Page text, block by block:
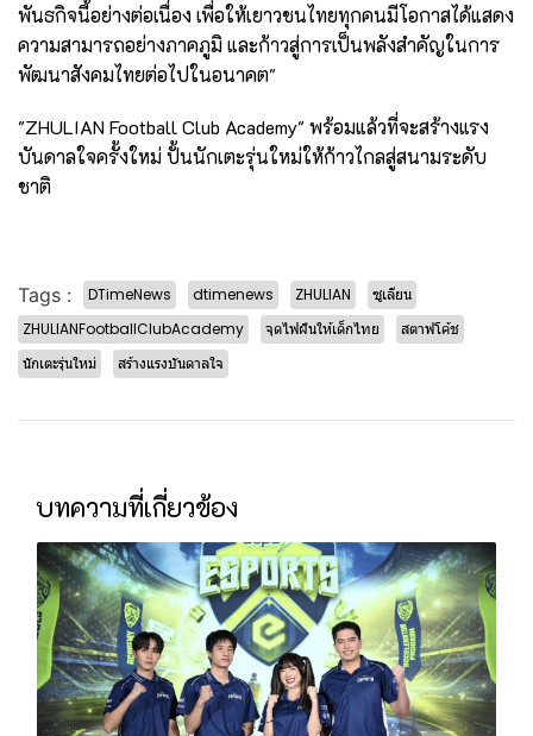
พันธกิจนี้อย่างต่อเนื่อง เพื่อให้เยาวชนไทยทุกคนมีโอกาสได้แสดง
ความสามารถอย่างภาคภูมิ และก้าวสู่การเป็นพลังสำคัญในการ
พัฒนาสังคมไทยต่อไปในอนาคต"
"ZHULIAN Football Club Academy" พร้อมแล้วที่จะสร้างแรง
บันดาลใจครั้งใหม่ ปั้นนักเตะรุ่นใหม่ให้ก้าวไกลสู่สนามระดับ
ชาติ
Tags : DTimeNews dtimenews ZHULIAN
ซูเลียน
ZHULIANFootballClubAcademy
จุดไฟฝันให้เด็กไทย
สตาฟโค้ช
นักเตะรุ่นใหม่
สร้างแรงบันดาลใจ
บทความที่เกี่ยวข้อง